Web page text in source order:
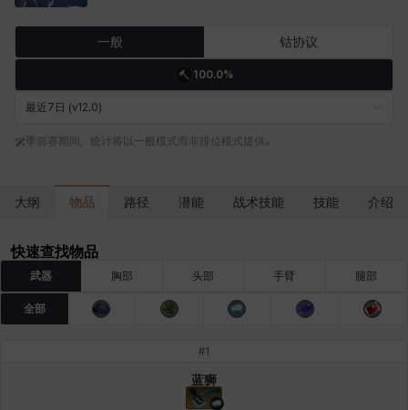
埃琳娜 埃索 塔齐娅 夏洛特 奇娅拉 妮娅
李黛琳 杰琪 梅 比安卡 洛兹 海因茨
玛蒂娜
一般 钴协议
100.0%
最近7日 (v12.0)
季前赛期间，统计将以一般模式而非排位模式提供。
大纲 物品 路径 潜能 战术技能 技能 介绍
快速查找物品
武器 胸部 头部 手臂 腿部
全部
#1
蓝狮